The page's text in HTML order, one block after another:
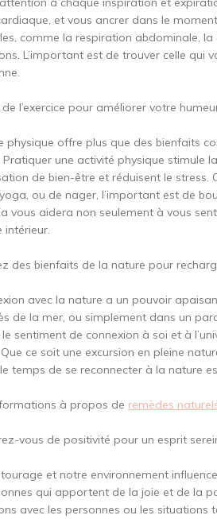
et vous ancrer dans le
comme la respiration abdominale,
L’important est de trouver celle qui
de l’exercice pour améliorer votre
physique offre plus que des bienfaits
Pratiquer une activité physique stimule
de bien-être et réduisent le stress.
ou de nager, l’important est de
vous aidera non seulement à vous
intérieur.
des bienfaits de la nature pour
avec la nature a un pouvoir
de la mer, ou simplement dans un
sentiment de connexion à soi et à
ce soit une excursion en pleine
temps de se reconnecter à la nature
à propos de remèdes
vous de positivité pour un esprit
et notre environnement
qui apportent de la joie et de la
avec les personnes ou les